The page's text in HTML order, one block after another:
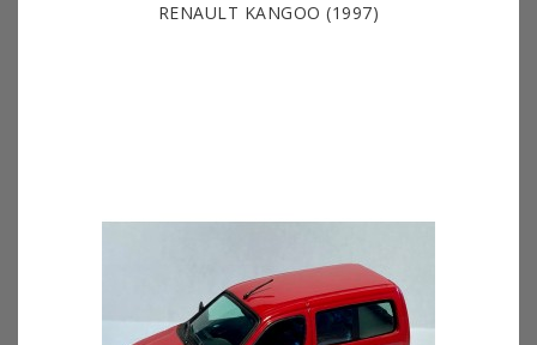
RENAULT KANGOO (1997)